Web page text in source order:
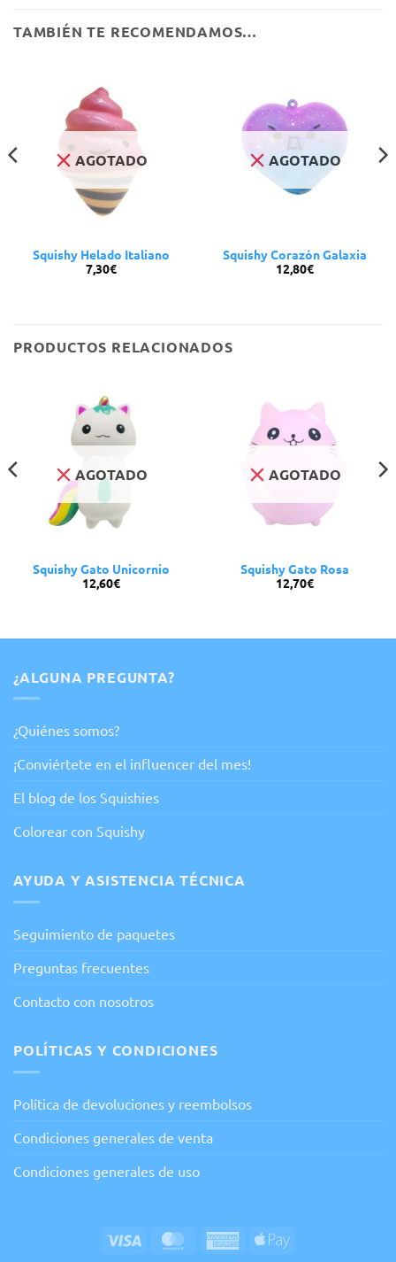
TAMBIÉN TE RECOMENDAMOS…
AGOTADO
Squishy Helado Italiano
7,30€
AGOTADO
Squishy Corazón Galaxia
12,80€
PRODUCTOS RELACIONADOS
AGOTADO
Squishy Gato Unicornio
12,60€
AGOTADO
Squishy Gato Rosa
12,70€
¿ALGUNA PREGUNTA?
¿Quiénes somos?
¡Conviértete en el influencer del mes!
El blog de los Squishies
Colorear con Squishy
AYUDA Y ASISTENCIA TÉCNICA
Seguimiento de paquetes
Preguntas frecuentes
Contacto con nosotros
POLÍTICAS Y CONDICIONES
Política de devoluciones y reembolsos
Condiciones generales de venta
Condiciones generales de uso
Visa MasterCardAmericanApple